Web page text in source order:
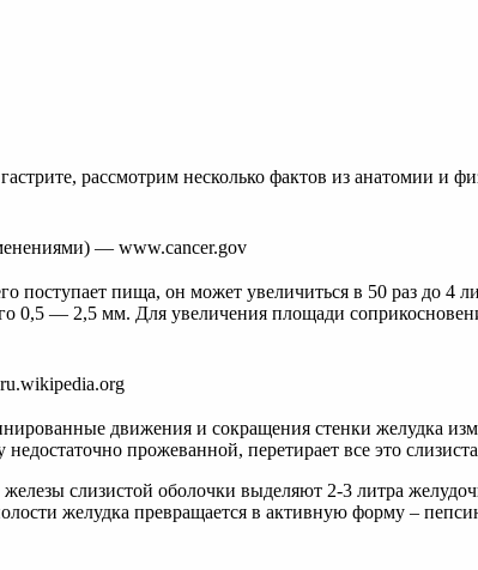
рассмотрим несколько фактов из анатомии и
— www.cancer.gov
поступает пища, он может увеличиться в 50 раз до 4
0,5 — 2,5 мм. Для увеличения площади
движения и сокращения стенки желудка
прожеванной, перетирает все это
слизистой оболочки выделяют 2-3 литра
желудка превращается в активную форму –